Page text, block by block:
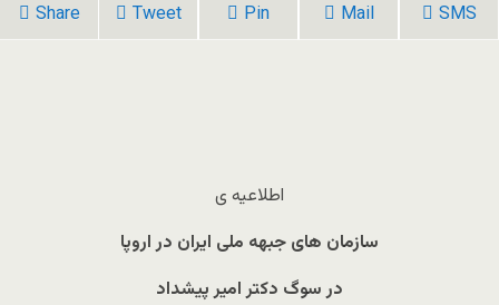
Share Tweet Pin Mail SMS
اطلاعیه ی
سازمان های جبهه ملی ایران در اروپا
در سوگ دکتر امیر پیشداد